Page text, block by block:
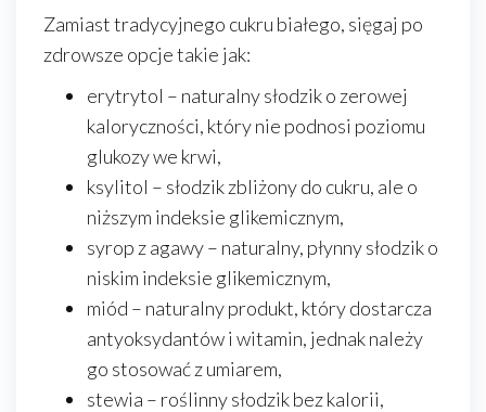
Zamiast tradycyjnego cukru białego, sięgaj po
zdrowsze opcje takie jak:
erytrytol – naturalny słodzik o zerowej
kaloryczności, który nie podnosi poziomu
glukozy we krwi,
ksylitol – słodzik zbliżony do cukru, ale o
niższym indeksie glikemicznym,
syrop z agawy – naturalny, płynny słodzik o
niskim indeksie glikemicznym,
miód – naturalny produkt, który dostarcza
antyoksydantów i witamin, jednak należy
go stosować z umiarem,
stewia – roślinny słodzik bez kalorii,